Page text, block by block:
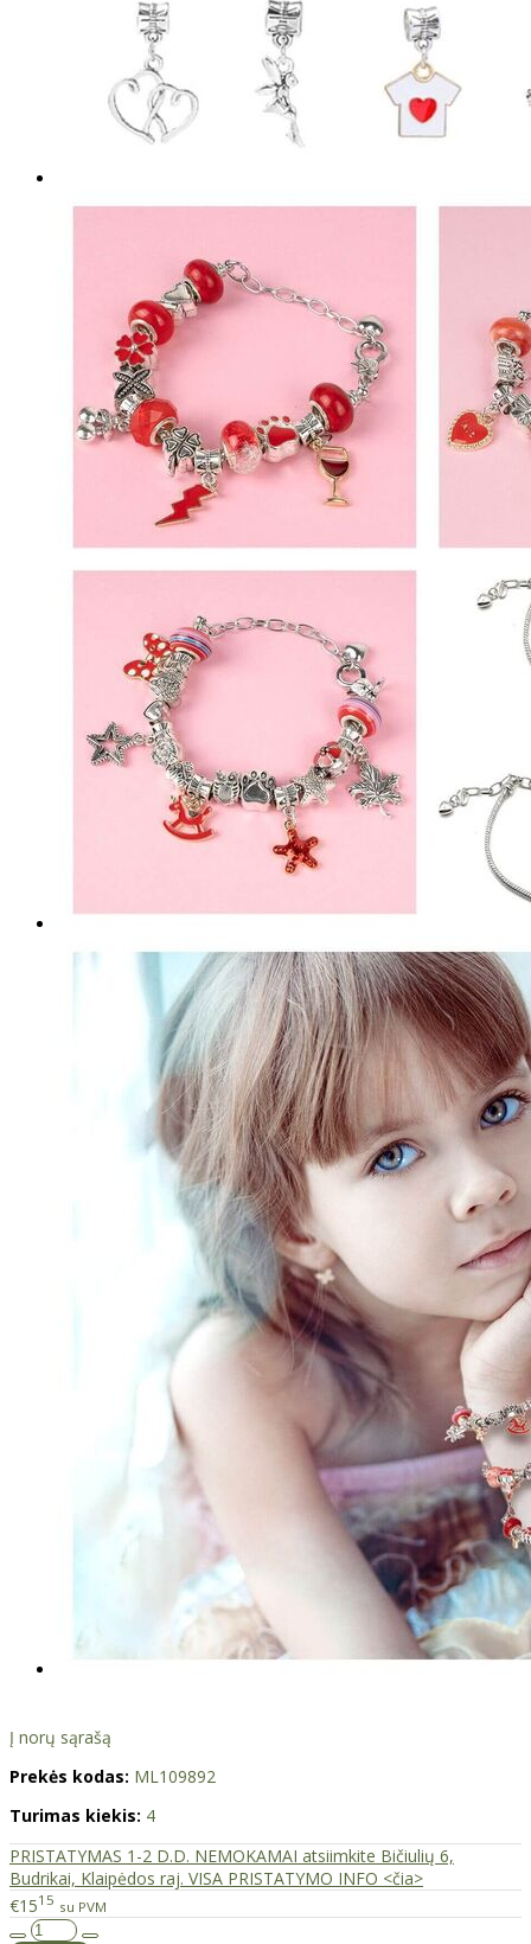
Į norų sąrašą
Prekės kodas: ML109892
Turimas kiekis: 4
PRISTATYMAS 1-2 D.D. NEMOKAMAI atsiimkite Bičiulių 6,
Budrikai, Klaipėdos raj. VISA PRISTATYMO INFO <čia>
€1515 su PVM